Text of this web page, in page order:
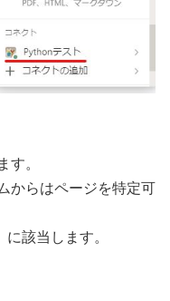
す。
からはページを特定可
該当します。